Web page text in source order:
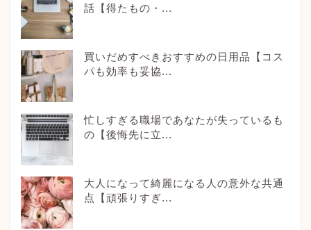
話【得たもの・...
買いだめすべきおすすめの日用品【コス
パも効率も妥協...
忙しすぎる職場であなたが失っているも
の【後悔先に立...
大人になって綺麗になる人の意外な共通
点【頑張りすぎ...